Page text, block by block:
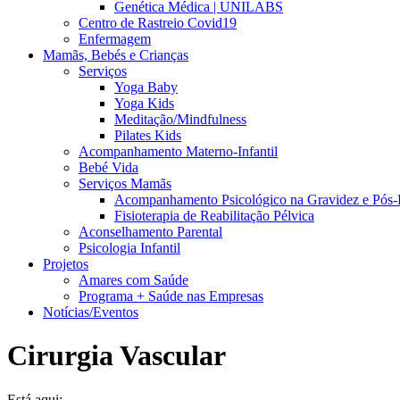
Genética Médica | UNILABS
Centro de Rastreio Covid19
Enfermagem
Mamãs, Bebés e Crianças
Serviços
Yoga Baby
Yoga Kids
Meditação/Mindfulness
Pilates Kids
Acompanhamento Materno-Infantil
Bebé Vida
Serviços Mamãs
Acompanhamento Psicológico na Gravidez e Pós-
Fisioterapia de Reabilitação Pélvica
Aconselhamento Parental
Psicologia Infantil
Projetos
Amares com Saúde
Programa + Saúde nas Empresas
Notícias/Eventos
Cirurgia Vascular